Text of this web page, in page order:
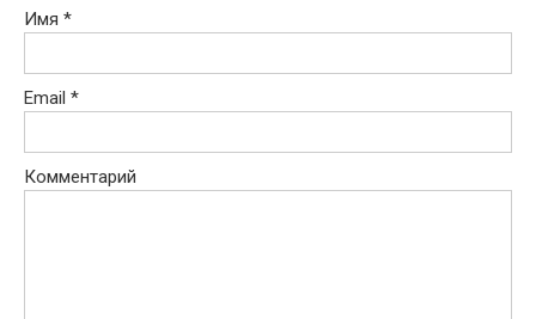
Имя *
Email *
Комментарий